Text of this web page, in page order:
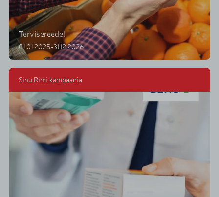
Tervisereede!
01.01.2025-31.12.2026
Sinu Rimi kampaania